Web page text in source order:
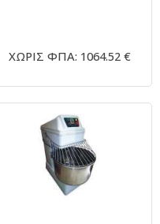
ΧΩΡΙΣ ΦΠΑ: 1064.52 €